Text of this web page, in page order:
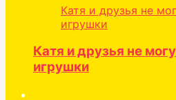
Катя и друзья не
игрушки
Катя и друзья не
игрушки